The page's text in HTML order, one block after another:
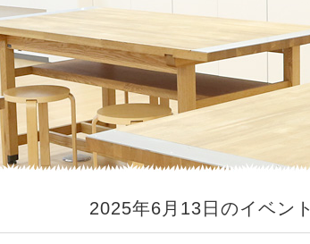
2025年6月13日のイベント